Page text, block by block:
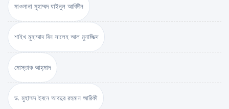
মাওলানা মুহাম্মদ যাইনুল আবিদীন
শাইখ মুহাম্মাদ বিন সালেহ আল মুনাজ্জিদ
মোস্তাক আহ্‌মাদ
ড. মুহাম্মদ ইবনে আবদুর রহমান আরিফী